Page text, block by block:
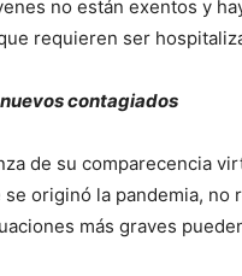
no están exentos y
requieren ser
contagiados
de su comparecencia
originó la pandemia,
más graves